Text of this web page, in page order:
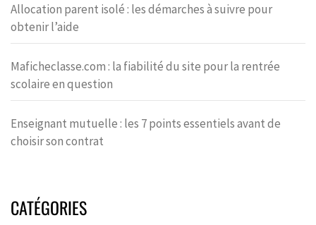
Allocation parent isolé : les démarches à suivre pour
obtenir l’aide
Maficheclasse.com : la fiabilité du site pour la rentrée
scolaire en question
Enseignant mutuelle : les 7 points essentiels avant de
choisir son contrat
CATÉGORIES